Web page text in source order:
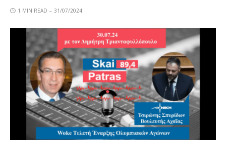
1 MIN READ 31/07/2024